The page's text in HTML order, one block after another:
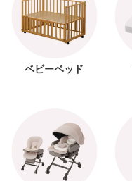
ベビーベッド